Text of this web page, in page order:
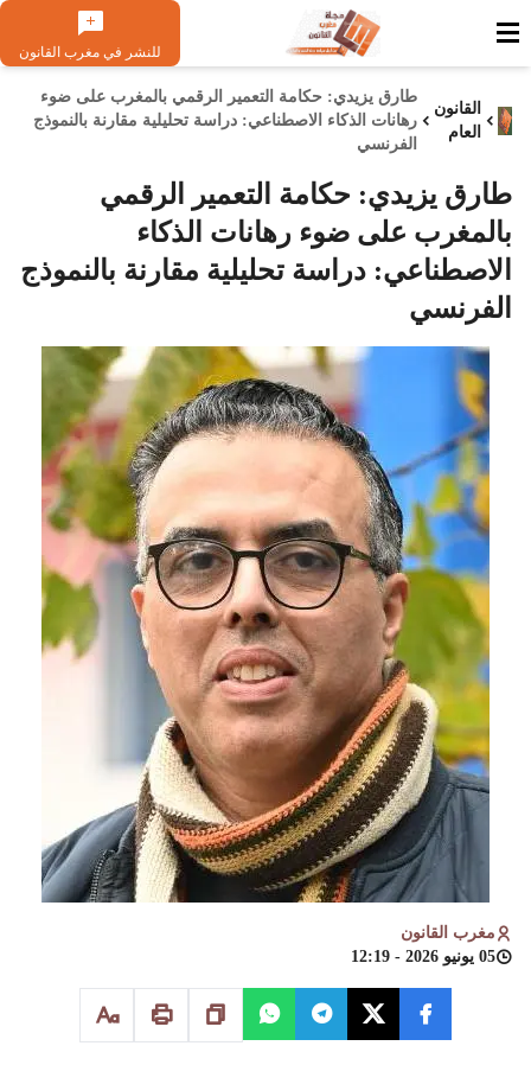
للنشر في مغرب القانون
القانون
العام
طارق يزيدي: حكامة التعمير الرقمي بالمغرب على ضوء
رهانات الذكاء الاصطناعي: دراسة تحليلية مقارنة بالنموذج
الفرنسي
طارق يزيدي: حكامة التعمير الرقمي
بالمغرب على ضوء رهانات الذكاء
الاصطناعي: دراسة تحليلية مقارنة بالنموذج
الفرنسي
مغرب القانون
05 يونيو 2026 - 12:19